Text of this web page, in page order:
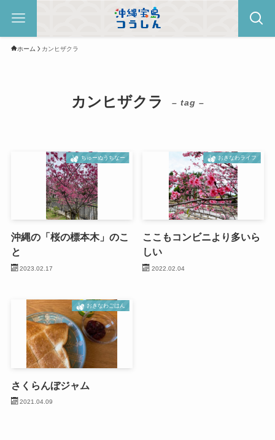
ホーム カンヒザクラ
カンヒザクラ – tag –
ちゅーぬうちなー
沖縄の「桜の標本木」のこ
と
2023.02.17
おきなわライフ
ここもコンビニより多いら
しい
2022.02.04
おきなわごはん
さくらんぼジャム
2021.04.09